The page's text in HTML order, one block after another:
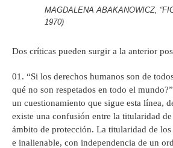
MAGDALENA ABAKANOWICZ,
1970)
Dos críticas pueden surgir a la anterior
“Si los derechos humanos son de
qué no son respetados en todo el
un cuestionamiento que sigue esta línea,
existe una confusión entre la titularidad
ámbito de protección. La titularidad de los
e inalienable, con independencia de un